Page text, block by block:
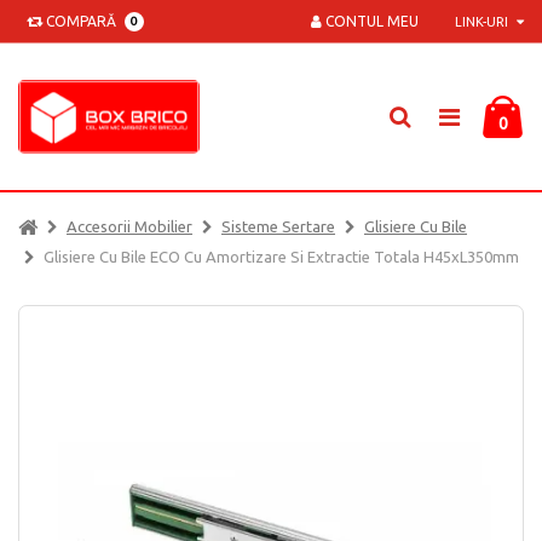
COMPARĂ 0 LINK-URI
CONTUL MEU
0
Accesorii Mobilier Sisteme Sertare
Glisiere Cu Bile
Glisiere Cu Bile ECO Cu Amortizare Si Extractie Totala H45xL350mm